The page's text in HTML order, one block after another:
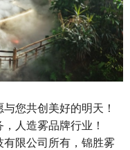
您共创美好的明天！
人造雾品牌行业！
限公司所有，锦胜雾